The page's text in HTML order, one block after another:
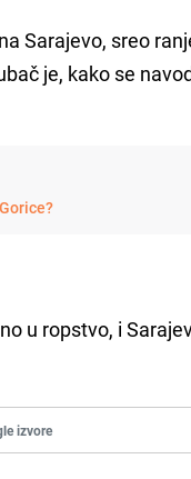
Sarajevo, sreo
je, kako se
u ropstvo, i
izvore